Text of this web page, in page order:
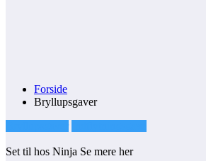
Forside
Bryllupsgaver
Set til hos Ninja Se mere her